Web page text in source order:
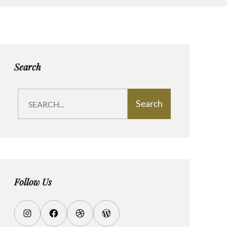
Search
a
Search
Follow Us
I
F
D
W